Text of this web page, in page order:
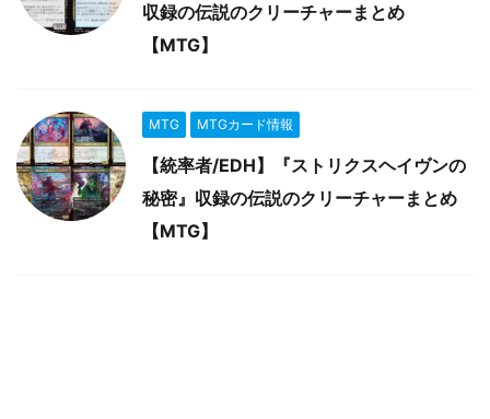
収録の伝説のクリーチャーまとめ
【MTG】
MTG MTGカード情報
【統率者/EDH】『ストリクスヘイヴンの
秘密』収録の伝説のクリーチャーまとめ
【MTG】